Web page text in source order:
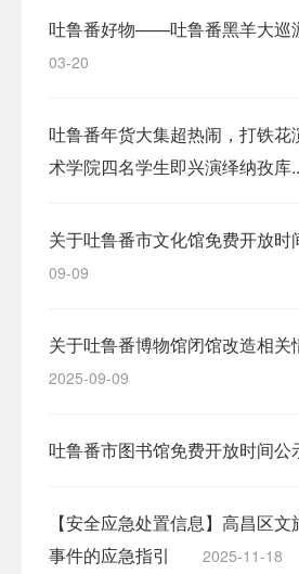
吐鲁番好物——吐鲁番黑羊大巡
03-20
吐鲁番年货大集超热闹，打铁花
术学院四名学生即兴演绎纳孜库
关于吐鲁番市文化馆免费开放时
09-09
关于吐鲁番博物馆闭馆改造相关
2025-09-09
吐鲁番市图书馆免费开放时间公
【安全应急处置信息】高昌区
事件的应急指引
2025-11-18